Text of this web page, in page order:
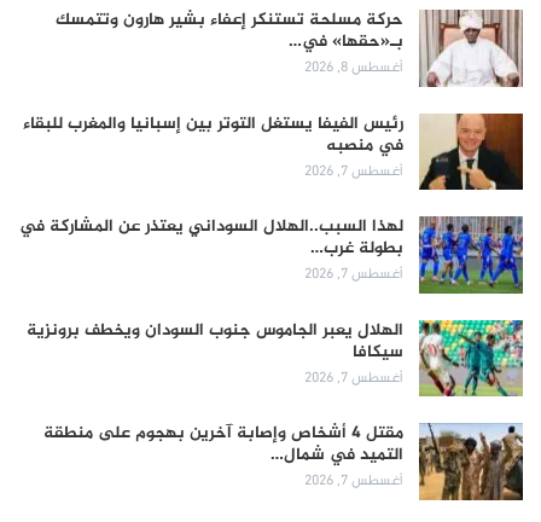
حركة مسلحة تستنكر إعفاء بشير هارون وتتمسك
بـ«حقها» في…
أغسطس 8, 2026
رئيس الفيفا يستغل التوتر بين إسبانيا والمغرب للبقاء
في منصبه
أغسطس 7, 2026
لهذا السبب..الهلال السوداني يعتذر عن المشاركة في
بطولة غرب…
أغسطس 7, 2026
الهلال يعبر الجاموس جنوب السودان ويخطف برونزية
سيكافا
أغسطس 7, 2026
مقتل 4 أشخاص وإصابة آخرين بهجوم على منطقة
التميد في شمال…
أغسطس 7, 2026